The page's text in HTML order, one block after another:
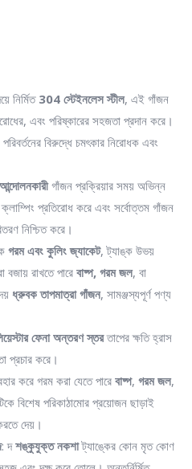
নির্মিত304 স্টেইনলেস স্টীল, এই গাঁজন
এবং পরিষ্কারের সহজতা প্রদান করে।
বিরুদ্ধে চমৎকার নিরোধক এবং
আন্দোলনকারীগাঁজন প্রক্রিয়ার সময় অভিন্ন
প্রতিরোধ করে এবং সর্বোত্তম গাঁজন
নিশ্চিত করে।
গরম এবং কুলিং জ্যাকেট, ট্যাঙ্ক উভয়
বজায় রাখতে পারে বাষ্প, গরম জল, বা
ধ্রুবক তাপমাত্রা গাঁজন, সামঞ্জস্যপূর্ণ পণ্য
ফেনা অন্তরণ স্তরতাপের ক্ষতি হ্রাস
প্রচার করে।
করে গরম করা যেতে পারে বাষ্প, গরম জল,
বিশেষ পরিকাঠামোর প্রয়োজন ছাড়াই
দেয়।
: দশঙ্কুযুক্ত নকশাট্যাঙ্কের কোন মৃত কোণ